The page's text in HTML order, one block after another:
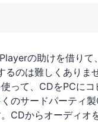
の助けを借りて
るのは難しくありま
って、CDをPCに
のサードパーティ
CDからオーディオ